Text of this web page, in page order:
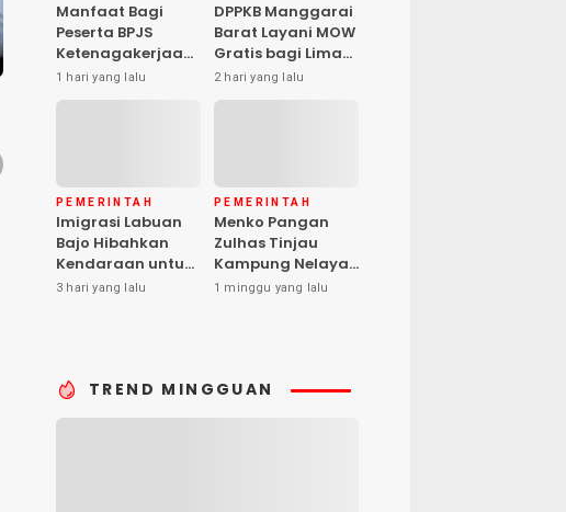
Manfaat Bagi
Peserta BPJS
Ketenagakerjaan
Dapat Santunan
Kematian hingga
1 hari yang lalu
DPPKB Manggarai
Barat Layani MOW
Gratis bagi Lima
Peserta, Biaya
Ditanggung
2 hari yang lalu
PEMERINTAH
Imigrasi Labuan
Bajo Hibahkan
Kendaraan untuk
Lima Desa Cegah
3 hari yang lalu
PEMERINTAH
Menko Pangan
Zulhas Tinjau
Kampung Nelayan
Modern Warloka,
1 minggu yang lalu
TREND MINGGUAN